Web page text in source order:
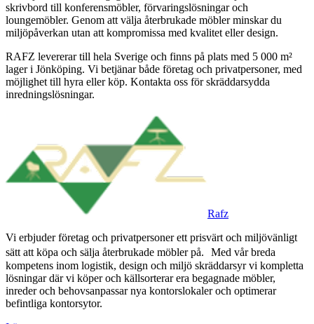
skrivbord till konferensmöbler, förvaringslösningar och
loungemöbler. Genom att välja återbrukade möbler minskar du
miljöpåverkan utan att kompromissa med kvalitet eller design.
RAFZ levererar till hela Sverige och finns på plats med 5 000 m²
lager i Jönköping. Vi betjänar både företag och privatpersoner, med
möjlighet till hyra eller köp. Kontakta oss för skräddarsydda
inredningslösningar.
Rafz
Vi erbjuder företag och privatpersoner ett prisvärt och miljövänligt
sätt att köpa och sälja återbrukade möbler på. Med vår breda
kompetens inom logistik, design och miljö skräddarsyr vi kompletta
lösningar där vi köper och källsorterar era begagnade möbler,
inreder och behovsanpassar nya kontorslokaler och optimerar
befintliga kontorsytor.